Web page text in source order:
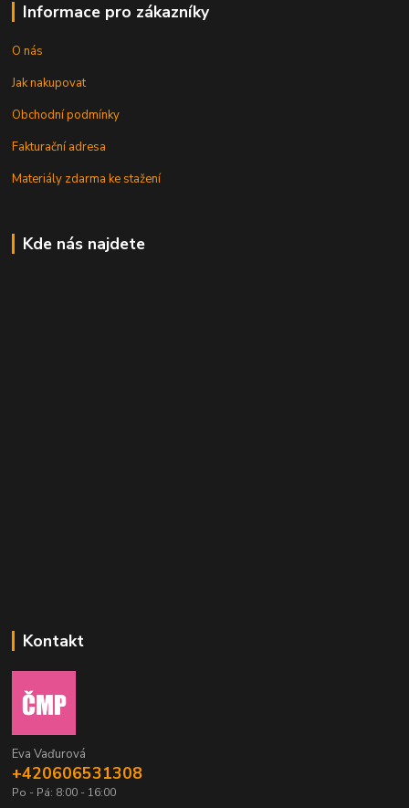
Informace pro zákazníky
O nás
Jak nakupovat
Obchodní podmínky
Fakturační adresa
Materiály zdarma ke stažení
Kde nás najdete
Kontakt
Eva Vaďurová
+420606531308
Po - Pá: 8:00 - 16:00